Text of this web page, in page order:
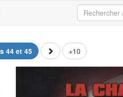
44 et 45 +10